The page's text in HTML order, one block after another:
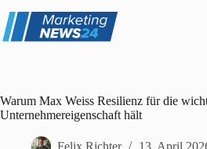
Inhalt
springen
Warum Max Weiss Resilienz für die
Unternehmereigenschaft hält